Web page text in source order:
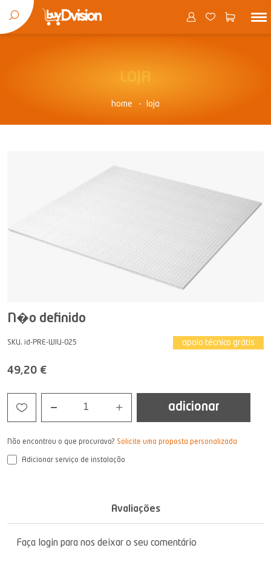
home loja
N�o definido
SKU. id-PRE-WIU-025 apoio técnico grátis
49,20 €
1 adicionar
Não encontrou o que procurava? Solicite uma proposta personalizada
Adicionar serviço de instalação
Avaliações
Faça login para nos deixar o seu comentário